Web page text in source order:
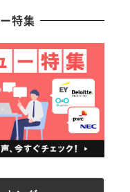
特集